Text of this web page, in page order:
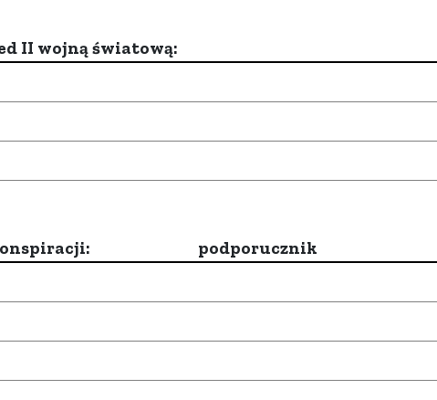
II wojną światową:
podporucznik